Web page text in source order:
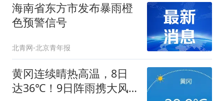
海南省东方市发布暴雨橙
色预警信号
北青网-北京青年报
黄冈连续晴热高温，8日
达36℃！9日阵雨携大风